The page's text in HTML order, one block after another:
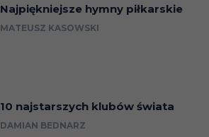
Najpiękniejsze hymny piłkarskie
MATEUSZ KASOWSKI
10 najstarszych klubów świata
DAMIAN BEDNARZ